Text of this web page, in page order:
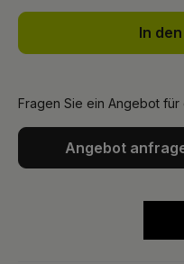
In
Fragen Sie ein Angebot für
Angebot